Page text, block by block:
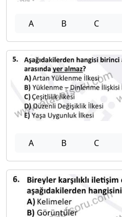
A B C
A B C